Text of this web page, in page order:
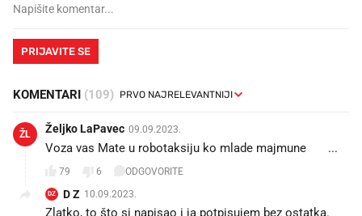
PRIJAVITE SE
KOMENTARI (109)
ŽL Željko LaPavec 09.09.2023.
Voza vas Mate u robotaksiju ko mlade majmune 😁 ...
79 6 ODGOVORITE
DZ D Z 10.09.2023.
Zlatko, to što si napisao i ja potpisujem bez ostatka.